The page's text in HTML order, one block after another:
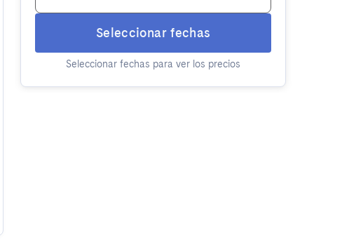
Seleccionar fechas
Seleccionar fechas para ver los precios